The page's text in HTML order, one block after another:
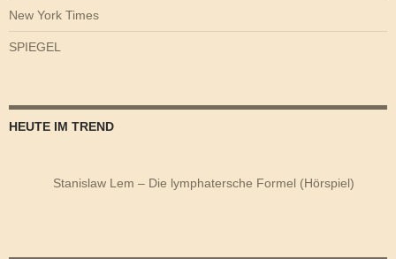
New York Times
SPIEGEL
HEUTE IM TREND
Stanislaw Lem – Die lymphatersche Formel (Hörspiel)